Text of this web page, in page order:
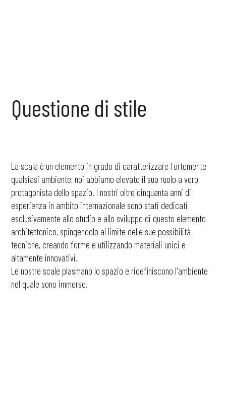
Questione di stile
La scala è un elemento in grado di caratterizzare fortemente
qualsiasi ambiente, noi abbiamo elevato il suo ruolo a vero
protagonista dello spazio. I nostri oltre cinquanta anni di
esperienza in ambito internazionale sono stati dedicati
esclusivamente allo studio e allo sviluppo di questo elemento
architettonico, spingendolo al limite delle sue possibilità
tecniche, creando forme e utilizzando materiali unici e
altamente innovativi.
Le nostre scale plasmano lo spazio e ridefiniscono l'ambiente
nel quale sono immerse.